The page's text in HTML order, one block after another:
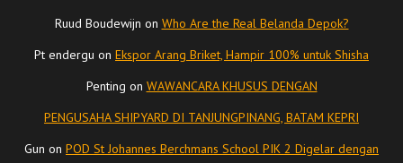
Ruud Boudewijn on Who Are the Real Belanda Depok?
Pt endergu on Ekspor Arang Briket, Hampir 100% untuk Shisha
Penting on WAWANCARA KHUSUS DENGAN
PENGUSAHA SHIPYARD DI TANJUNGPINANG, BATAM KEPRI
Gun on POD St Johannes Berchmans School PIK 2 Digelar dengan